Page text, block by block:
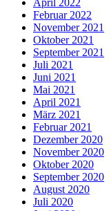
Februar 2022
November 2021
Oktober 2021
September 2021
Juli 2021
Juni 2021
Mai 2021
April 2021
März 2021
Februar 2021
Dezember 2020
November 2020
Oktober 2020
September 2020
August 2020
Juli 2020